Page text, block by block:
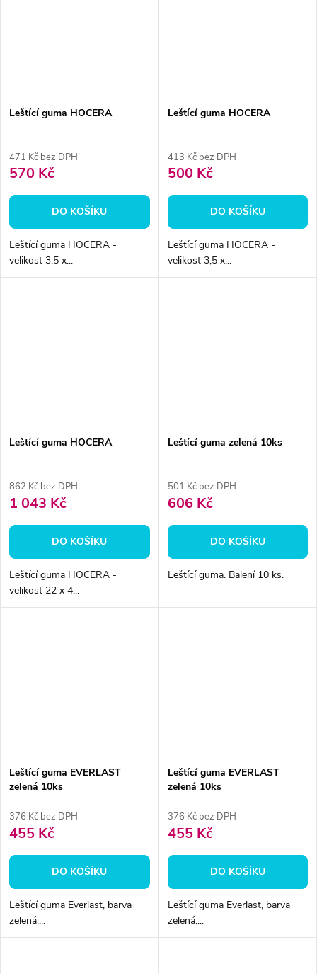
Leštící guma HOCERA
471 Kč bez DPH
570 Kč
DO KOŠÍKU
Leštící guma HOCERA -
velikost 3,5 x...
Leštící guma HOCERA
413 Kč bez DPH
500 Kč
DO KOŠÍKU
Leštící guma HOCERA -
velikost 3,5 x...
Leštící guma HOCERA
862 Kč bez DPH
1 043 Kč
DO KOŠÍKU
Leštící guma HOCERA -
velikost 22 x 4...
Leštící guma zelená 10ks
501 Kč bez DPH
606 Kč
DO KOŠÍKU
Leštící guma. Balení 10 ks.
Leštící guma EVERLAST
zelená 10ks
376 Kč bez DPH
455 Kč
DO KOŠÍKU
Leštící guma Everlast, barva
zelená....
Leštící guma EVERLAST
zelená 10ks
376 Kč bez DPH
455 Kč
DO KOŠÍKU
Leštící guma Everlast, barva
zelená....